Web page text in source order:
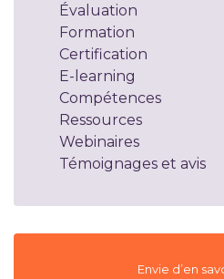
Évaluation
Formation
Certification
E-learning
Compétences
Ressources
Webinaires
Témoignages et avis
Envie d’en